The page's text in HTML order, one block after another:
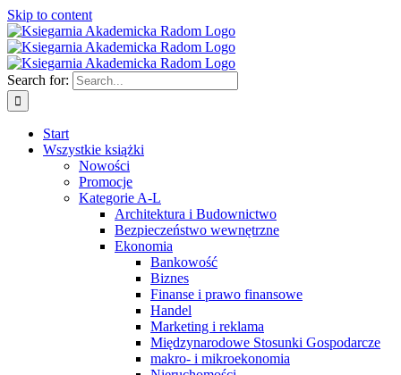
Skip to content
Search for:
Start
Wszystkie książki
Nowości
Promocje
Kategorie A-L
Architektura i Budownictwo
Bezpieczeństwo wewnętrzne
Ekonomia
Bankowość
Biznes
Finanse i prawo finansowe
Handel
Marketing i reklama
Międzynarodowe Stosunki Gospodarcze
makro- i mikroekonomia